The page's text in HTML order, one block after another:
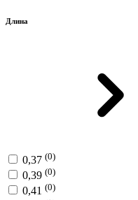
Длина
0,37 (0)
0,39 (0)
0,41 (0)